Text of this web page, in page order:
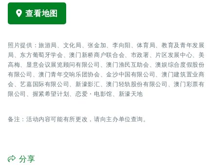
查看地图
照片提供：旅游局、文化局、张金加、李向阳、体育局、教育及青年发展
局、东方葡萄牙学会、澳门新桥商户联合会、市政署、片区发展中心、美
高梅、显意会议展览顾问有限公司、澳门渔民互助会、澳娱综合度假股份
有限公司、澳门青年交响乐团协会、金沙中国有限公司、澳门建筑置业商
会、艺嘉国际有限公司、新濠影汇、澳门轻轨股份有限公司、澳门彩票有
限公司、握紧希望计划、恋爱・电影馆、新濠天地
备注：活动内容可能有所更改，请向主办单位查询。
分享